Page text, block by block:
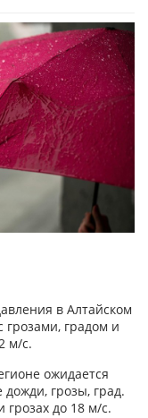
в Алтайском
градом и
м/с.
ожидается
грозы, град.
до 18 м/с.